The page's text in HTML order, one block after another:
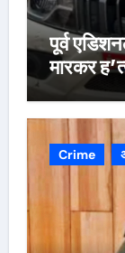
पूर्व
मारकर
Crime